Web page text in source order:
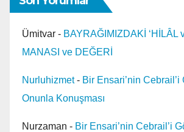
Ümitvar - BAYRAĞIMIZDAKİ ‘HİLÂL
MANASI ve DEĞERİ
Nurluhizmet- Bir Ensari’nin Cebrail’i
Onunla Konuşması
Nurzaman - Bir Ensari’nin Cebrail’i